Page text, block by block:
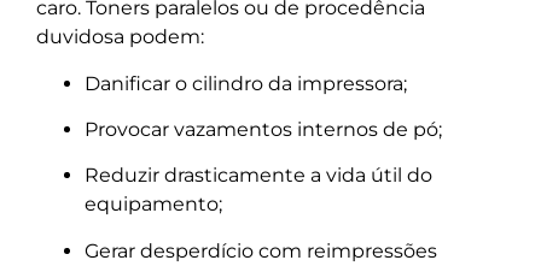
caro. Toners paralelos ou de procedência
duvidosa podem:
Danificar o cilindro da impressora;
Provocar vazamentos internos de pó;
Reduzir drasticamente a vida útil do
equipamento;
Gerar desperdício com reimpressões